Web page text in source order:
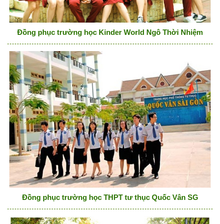
Đồng phục trường học Kinder World Ngô Thời Nhiệm
Đồng phục trường học THPT tư thục Quốc Vân SG